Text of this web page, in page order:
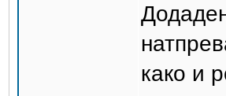
како и